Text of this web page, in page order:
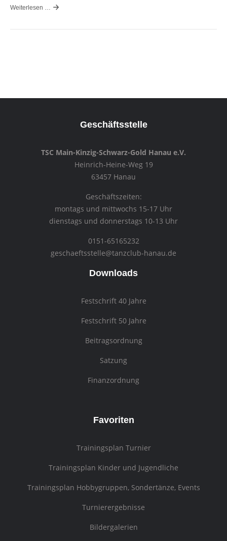
Weiterlesen …
Geschäftsstelle
TSC Main-Kinzig-Schwarz-Gold Hanau e.V.
Heinrich-Heine-Weg 19
63457 Hanau
Geschäftszeiten:
montags und mittwochs 15-17 Uhr
dienstags und donnerstags 10-13 Uhr
0151-65165232
geschaeftsstelle@tanzclub-hanau.de
Downloads
Festschrift 40 Jahre
Festschrift 50 Jahre
Beitragsordnung
Satzung
Finanzordnung
Favoriten
Trainingsplan Turnier
Trainingsplan Kinder und Jugendliche
Trainingsplan Hobbygruppen, Sondertänze, Events
Turnierergebnisse
Bildergalerien